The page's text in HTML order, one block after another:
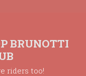
BRUNOTTI
riders too!